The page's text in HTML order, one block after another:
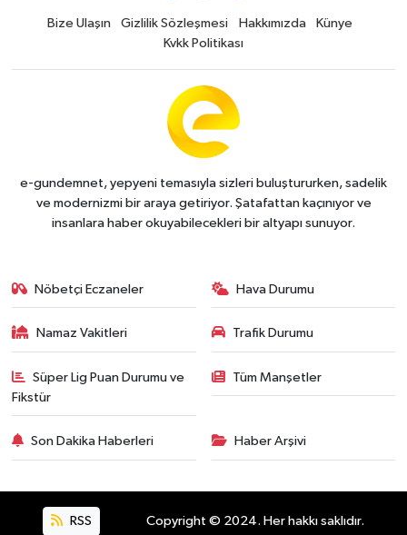
Bize Ulaşın Gizlilik Sözleşmesi Hakkımızda
Künye
Kvkk Politikası
e-gundemnet, yepyeni temasıyla sizleri buluştururken, sadelik
ve modernizmi bir araya getiriyor. Şatafattan kaçınıyor ve
insanlara haber okuyabilecekleri bir altyapı sunuyor.
Nöbetçi Eczaneler Hava Durumu
Namaz Vakitleri Trafik Durumu
Süper Lig Puan Durumu ve
Fikstür
Tüm Manşetler
Son Dakika Haberleri Haber Arşivi
RSS Copyright © 2024. Her hakkı saklıdır.